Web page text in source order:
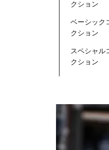
クション
ベーシック
クション
スペシャル
クション